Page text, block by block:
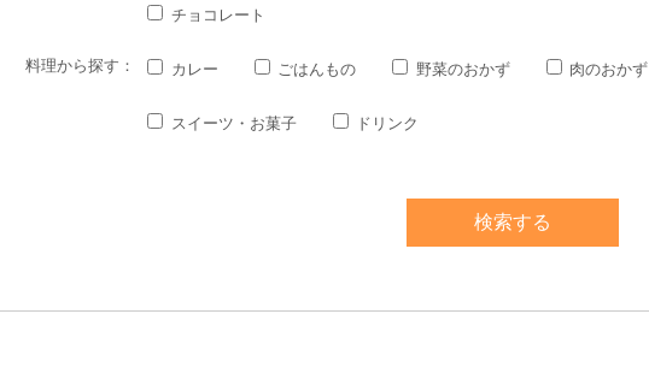
チョコレート
料理から探す： カレー ごはんもの 野菜のおかず 肉のおかず
スイーツ・お菓子 ドリンク